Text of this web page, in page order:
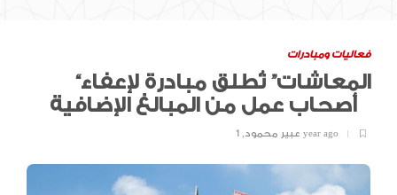
فعاليات ومبادرات
“المعاشات” تُطلق مبادرة لإعفاء
عبير محمود, 1 year ago